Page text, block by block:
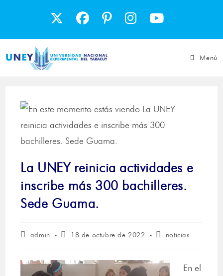
Menú
La UNEY reinicia actividades e
inscribe más 300 bachilleres.
Sede Guama.
admin 18 de octubre de 2022 noticias
En el